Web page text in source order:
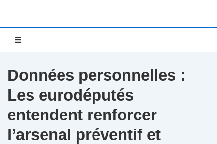
Données personnelles :
Les eurodéputés
entendent renforcer
l’arsenal préventif et